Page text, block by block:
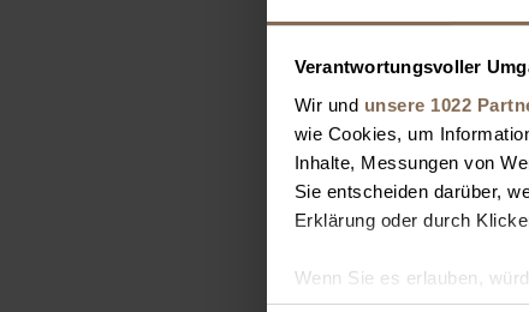
Verantwortungsvoller
Wir und unsere 1022
wie Cookies, um
Inhalte, Messungen von
Sie entscheiden darüber,
Erklärung oder durch
Wenn Sie es erlauben,